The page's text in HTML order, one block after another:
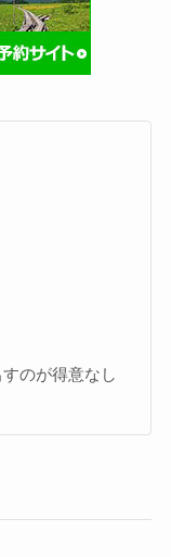
のが得意なし